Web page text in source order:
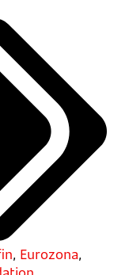
, Eurozona,